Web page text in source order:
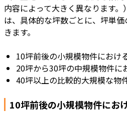
内容によって大きく異なります
は、具体的な坪数ごとに、坪単
きます。
10坪前後の小規模物件におけ
20坪から30坪の中規模物件に
40坪以上の比較的大規模な物
10坪前後の小規模物件にお